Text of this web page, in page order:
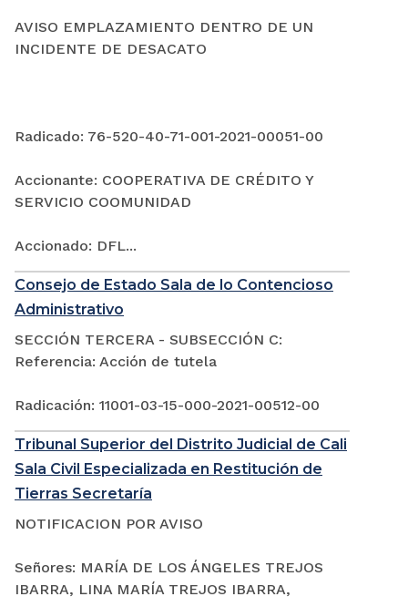
AVISO EMPLAZAMIENTO DENTRO DE UN
INCIDENTE DE DESACATO
Radicado: 76-520-40-71-001-2021-00051-00
Accionante: COOPERATIVA DE CRÉDITO Y
SERVICIO COOMUNIDAD
Accionado: DFL...
Consejo de Estado Sala de lo Contencioso
Administrativo
SECCIÓN TERCERA - SUBSECCIÓN C:
Referencia: Acción de tutela
Radicación: 11001-03-15-000-2021-00512-00
Tribunal Superior del Distrito Judicial de Cali
Sala Civil Especializada en Restitución de
Tierras Secretaría
NOTIFICACION POR AVISO
Señores: MARÍA DE LOS ÁNGELES TREJOS
IBARRA, LINA MARÍA TREJOS IBARRA,